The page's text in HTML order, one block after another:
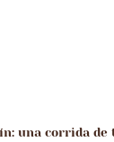
una corrida